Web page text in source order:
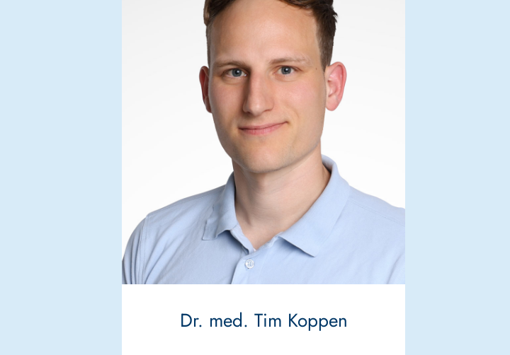
Dr. med. Tim Koppen